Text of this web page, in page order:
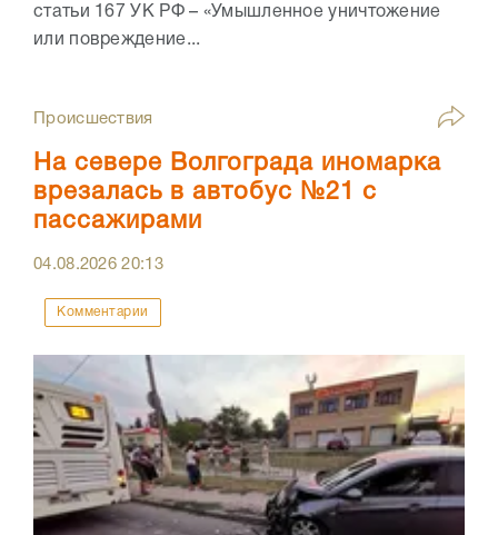
статьи 167 УК РФ – «Умышленное уничтожение
или повреждение...
Происшествия
На севере Волгограда иномарка
врезалась в автобус №21 с
пассажирами
04.08.202620:13
Комментарии